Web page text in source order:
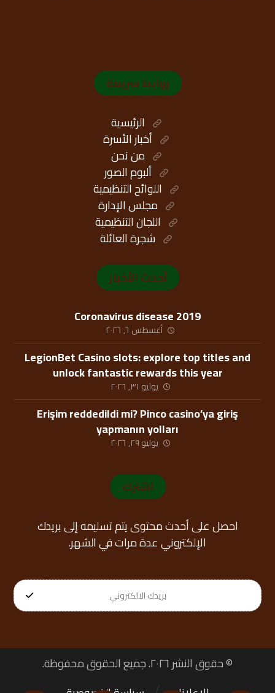
روابط سريعة
الرئيسية
أخبار الأسرة
من نحن
ألبوم الصور
اللوائح التنظيمية
مجلس الإدارة
اللجان التنظيمية
شجرة العائلة
أحدث الأخبار
Coronavirus disease 2019
أغسطس ٦, ٢٠٢٦
LegionBet Casino slots: explore top titles and
unlock fantastic rewards this year
يوليو ٣١, ٢٠٢٦
Erişim reddedildi mi? Pinco casino’ya giriş
yapmanın yolları
يوليو ٢٩, ٢٠٢٦
اشترك
احصل على أحدث محتوى يتم تسليمه إلى بريدك
الإلكتروني عدة مرات في الشهر.
© حقوق النشر ٢٠٢٦. جميع الحقوق محفوظة.